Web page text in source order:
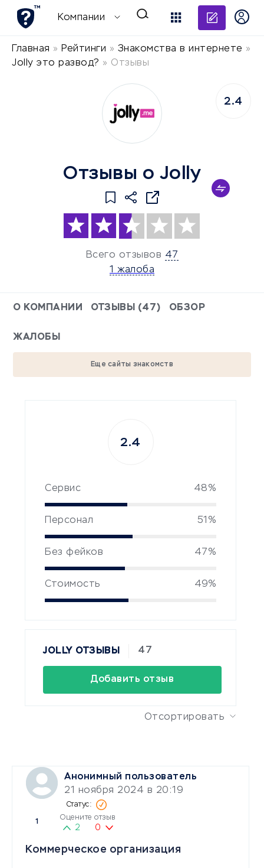
Компании
Главная » Рейтинги » Знакомства в интернете »
Jolly это развод? » Отзывы
Отзывы о Jolly
Всего отзывов 47
1 жалоба
2.4
О КОМПАНИИ ОТЗЫВЫ (47) ОБЗОР
ЖАЛОБЫ
Еще сайты знакомств
Сервис 48%
Персонал 51%
Без фейков 47%
Стоимость 49%
2.4
JOLLY ОТЗЫВЫ 47
Добавить отзыв
Отсортировать
Анонимный пользователь
21 ноября 2024 в 20:19
1
Оцените отзыв
2 0
Коммерческое организация